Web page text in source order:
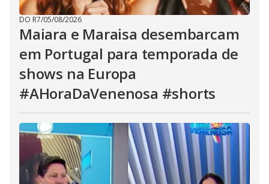
DO R7/05/08/2026
Maiara e Maraisa desembarcam
em Portugal para temporada de
shows na Europa
#AHoraDaVenenosa #shorts